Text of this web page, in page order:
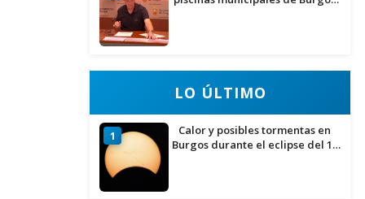
LO ÚLTIMO
1
Calor y posibles tormentas en
Burgos durante el eclipse del 12